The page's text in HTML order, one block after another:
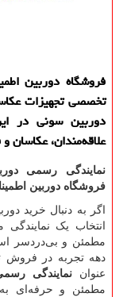
فروشگاه دوربین
تخصصی تجهیزات
دوربین سونی در
علاقه‌مندان، عکاسان
نمایندگی رسمی
فروشگاه دوربین
اگر به دنبال خرید
انتخاب یک
مطمئن و بی‌دردسر
دهه تجربه در فروش
عنوان نمایندگی
مطمئن و حرفه‌ای به